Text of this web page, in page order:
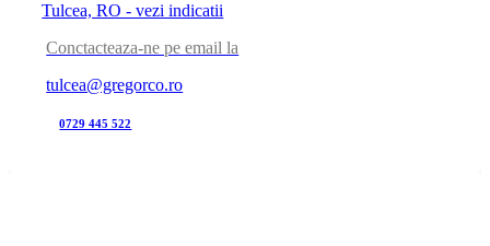
Tulcea, RO - vezi indicatii
Conctacteaza-ne pe email la
tulcea@gregorco.ro
0729 445 522